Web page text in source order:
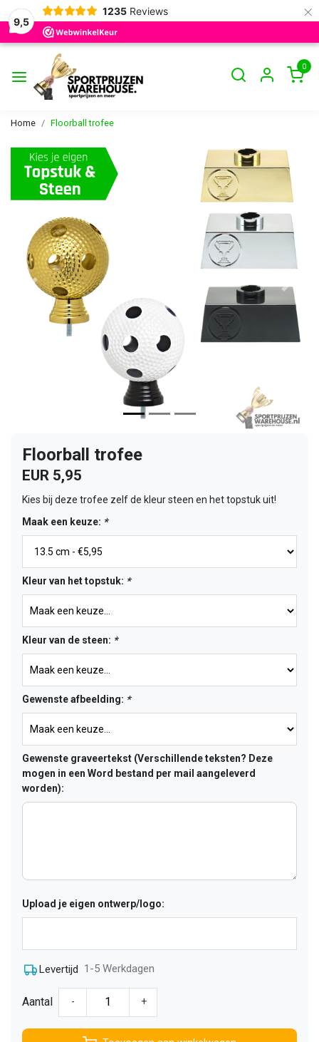
9,5
1235 Reviews ×
0
Home Floorball trofee
Vorige
Floorball trofee
EUR 5,95
Kies bij deze trofee zelf de kleur steen en het topstuk uit!
Maak een keuze: *
Kleur van het topstuk: *
Kleur van de steen: *
Gewenste afbeelding: *
Gewenste graveertekst (Verschillende teksten? Deze
mogen in een Word bestand per mail aangeleverd
worden):
Upload je eigen ontwerp/logo:
Levertijd 1-5 Werkdagen
Aantal - +